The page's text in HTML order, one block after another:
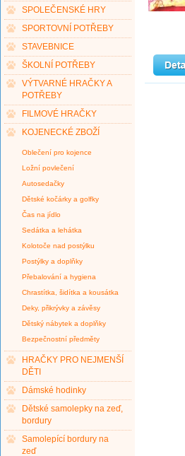
SPOLEČENSKÉ HRY
SPORTOVNÍ POTŘEBY
STAVEBNICE
ŠKOLNÍ POTŘEBY
VÝTVARNÉ HRAČKY A
POTŘEBY
FILMOVÉ HRAČKY
KOJENECKÉ ZBOŽÍ
Oblečení pro kojence
Ložní povlečení
Autosedačky
Dětské kočárky a golfky
Čas na jídlo
Sedátka a lehátka
Kolotoče nad postýlku
Postýlky a doplňky
Přebalování a hygiena
Chrastítka, šidítka a kousátka
Deky, přikrývky a závěsy
Dětský nábytek a doplňky
Bezpečnostní předměty
HRAČKY PRO NEJMENŠÍ
DĚTI
Dámské hodinky
Dětské samolepky na zeď,
bordury
Samolepící bordury na
zeď